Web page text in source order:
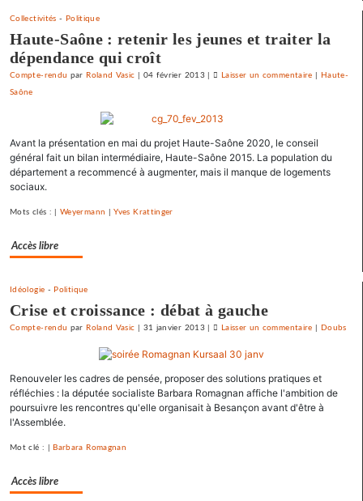
Collectivités - Politique
Haute-Saône : retenir les jeunes et traiter la
dépendance qui croît
Compte-rendu par Roland Vasic 04 février 2013| Laisser un commentaire on
de
ses
emprunts
Haute-
Saône
Avant la présentation en mai du projet Haute-Saône 2020, le conseil
général fait un bilan intermédiaire, Haute-Saône 2015. La population du
département a recommencé à augmenter, mais il manque de logements
sociaux.
Mots clés : |Weyermann |Yves Krattinger
Accès libre
Idéologie - Politique
Crise et croissance : débat à gauche
Compte-rendu par Roland Vasic 31 janvier 2013| Laisser un commentaire on
débarrasse
de
ses
Doubs
Renouveler les cadres de pensée, proposer des solutions pratiques et
réfléchies : la députée socialiste Barbara Romagnan affiche l'ambition de
poursuivre les rencontres qu'elle organisait à Besançon avant d'être à
l'Assemblée.
Mot clé : | Barbara Romagnan
Accès libre